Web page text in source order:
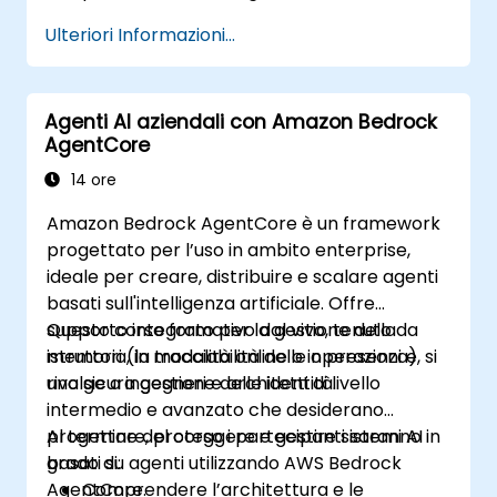
Ulteriori Informazioni...
Agenti AI aziendali con Amazon Bedrock
AgentCore
14 ore
Amazon Bedrock AgentCore è un framework
progettato per l’uso in ambito enterprise,
ideale per creare, distribuire e scalare agenti
basati sull'intelligenza artificiale. Offre
supporto integrato per la gestione della
memoria, la tracciabilità delle operazioni e
una sicura gestione delle identità.
Questo corso formativo dal vivo, tenuto da
istruttori (in modalità online o in presenza), si
rivolge a ingegneri e architetti di livello
intermedio e avanzato che desiderano
progettare, proteggere e gestire sistemi AI
basati su agenti utilizzando AWS Bedrock
AgentCore.
Al termine del corso i partecipanti saranno in
grado di:
Comprendere l’architettura e le